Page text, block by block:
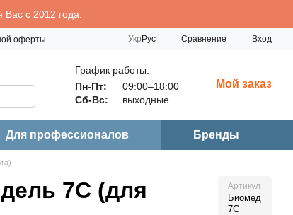
с 2012 года.
оферты
Укр Рус Сравнение Вход
График работы:
Пн-Пт:
09:00–18:00
Сб-Вс:
выходные
Мой заказ
Для профессионалов Бренды
7С (для
Артикул
Биомед
7С